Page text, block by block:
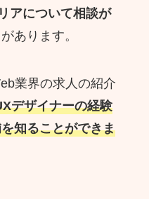
アについて相談が
あります。
業界の求人の紹介
デザイナーの経験
知ることができま